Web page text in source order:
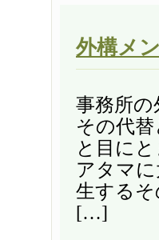
外構メ
事務所
その代
と目に
アタマ
生する
[…]